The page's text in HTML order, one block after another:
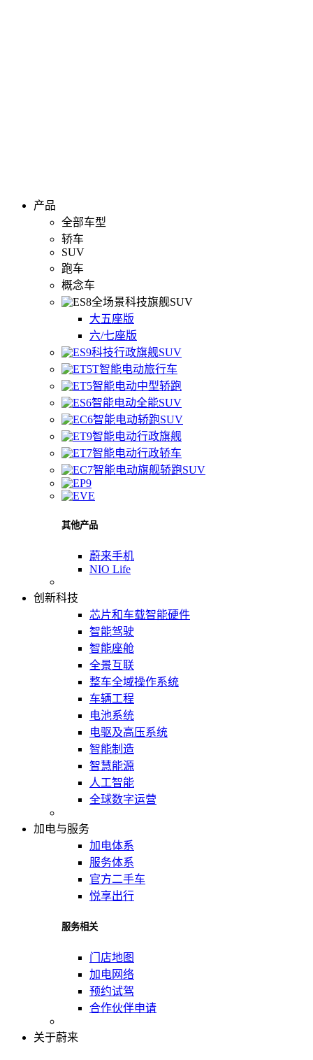
产品
全部车型
轿车
SUV
跑车
概念车
全场景科技旗舰SUV
大五座版
六/七座版
科技行政旗舰SUV
智能电动旅行车
智能电动中型轿跑
智能电动全能SUV
智能电动轿跑SUV
智能电动行政旗舰
智能电动行政轿车
智能电动旗舰轿跑SUV
其他产品
蔚来手机
NIO Life
创新科技
芯片和车载智能硬件
智能驾驶
智能座舱
全景互联
整车全域操作系统
车辆工程
电池系统
电驱及高压系统
智能制造
智慧能源
人工智能
全球数字运营
加电与服务
加电体系
服务体系
官方二手车
悦享出行
服务相关
门店地图
加电网络
预约试驾
合作伙伴申请
关于蔚来